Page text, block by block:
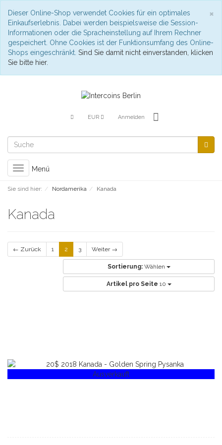
×
Dieser Online-Shop verwendet Cookies für ein optimales
Einkaufserlebnis. Dabei werden beispielsweise die Session-
Informationen oder die Spracheinstellung auf Ihrem Rechner
gespeichert. Ohne Cookies ist der Funktionsumfang des Online-
Shops eingeschränkt. Sind Sie damit nicht einverstanden, klicken
Sie bitte hier.
EUR Anmelden
Toggle
navigation
Menü
Sie sind hier: Nordamerika Kanada
Kanada
← Zurück 1 2 3 Weiter →
Sortierung: Wählen
Artikel pro Seite 10
Ausverkauft